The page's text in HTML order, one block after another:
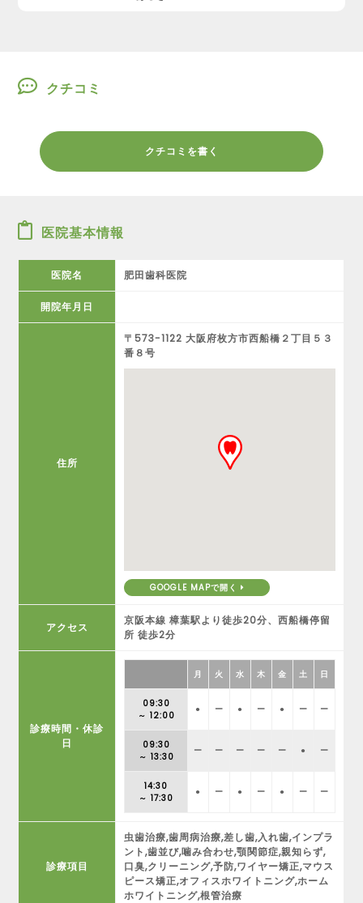
クチコミ
クチコミを書く
医院基本情報
医院名 肥田歯科医院
開院年月日
住所
〒573-1122 大阪府枚方市西船橋２丁目５３
番８号
GOOGLE MAPで開く
アクセス
京阪本線 樟葉駅より徒歩20分、西船橋停留
所 徒歩2分
診療時間・休診
日
月 火 水 木 金 土 日
09:30
～ 12:00
● ー ● ー ● ー ー
09:30
～ 13:30
ー ー ー ー ー ● ー
14:30
～ 17:30
● ー ● ー ● ー ー
診療項目
虫歯治療,歯周病治療,差し歯,入れ歯,インプラ
ント,歯並び,噛み合わせ,顎関節症,親知らず,
口臭,クリーニング,予防,ワイヤー矯正,マウス
ピース矯正,オフィスホワイトニング,ホーム
ホワイトニング,根管治療